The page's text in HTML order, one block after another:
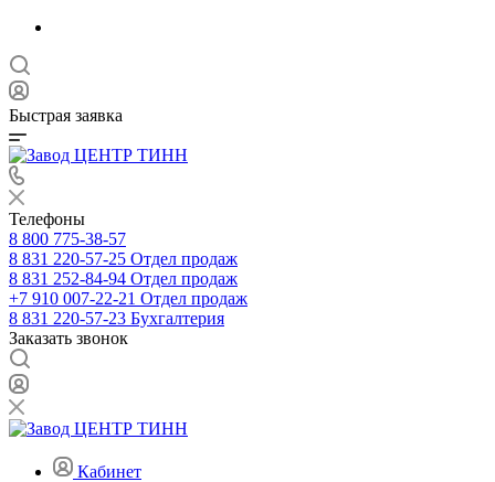
Быстрая заявка
Телефоны
8 800 775-38-57
8 831 220-57-25 Отдел продаж
8 831 252-84-94 Отдел продаж
+7 910 007-22-21 Отдел продаж
8 831 220-57-23 Бухгалтерия
Заказать звонок
Кабинет